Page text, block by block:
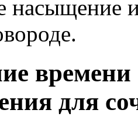
насыщение
для